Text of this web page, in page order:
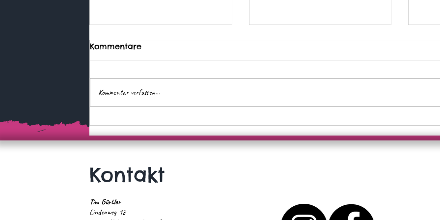
Wer zuerst kommt, ...
Königreich geben!
von
Kommentare
Kommentar verfassen...
Kontakt
Tim Gürtler
Lindenweg 18